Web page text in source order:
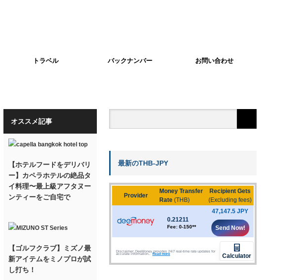
トラベル バックナンバー お問い合わせ
オススメ記事
【ホテルフードをデリバリ
ー】カペラホテルの絶品タ
イ料理〜最上級アフタヌー
ンティーをご自宅で
【ゴルフクラブ】ミズノ最
新アイテムをミノプロが試
し打ち！
最新のTHB-JPY